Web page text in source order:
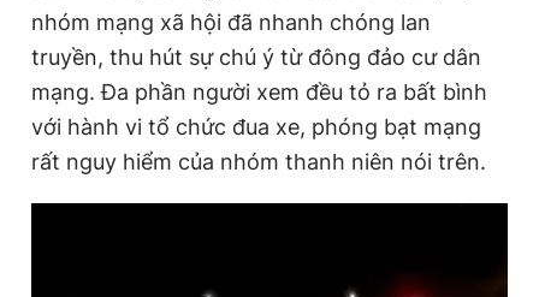
nhóm mạng xã hội đã nhanh chóng lan
truyền, thu hút sự chú ý từ đông đảo cư dân
mạng. Đa phần người xem đều tỏ ra bất bình
với hành vi tổ chức đua xe, phóng bạt mạng
rất nguy hiểm của nhóm thanh niên nói trên.